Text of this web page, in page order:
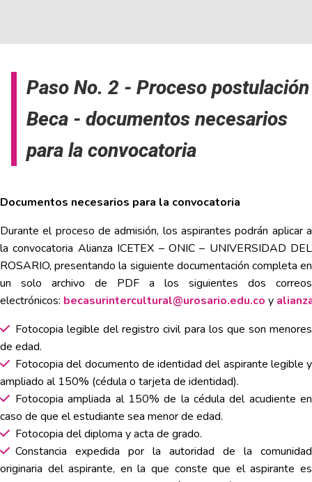
Paso No. 2 - Proceso postulación
Beca - documentos necesarios
para la convocatoria
Documentos necesarios para la convocatoria
Durante el proceso de admisión, los aspirantes podrán aplicar a
la convocatoria Alianza ICETEX – ONIC – UNIVERSIDAD DEL
ROSARIO, presentando la siguiente documentación completa en
un solo archivo de PDF a los siguientes dos correos
electrónicos: becasurintercultural@urosario.edu.co y
Fotocopia legible del registro civil para los que son menores
de edad.
Fotocopia del documento de identidad del aspirante legible y
ampliado al 150% (cédula o tarjeta de identidad).
Fotocopia ampliada al 150% de la cédula del acudiente en
caso de que el estudiante sea menor de edad.
Fotocopia del diploma y acta de grado.
Constancia expedida por la autoridad de la comunidad
originaria del aspirante, en la que conste que el aspirante es